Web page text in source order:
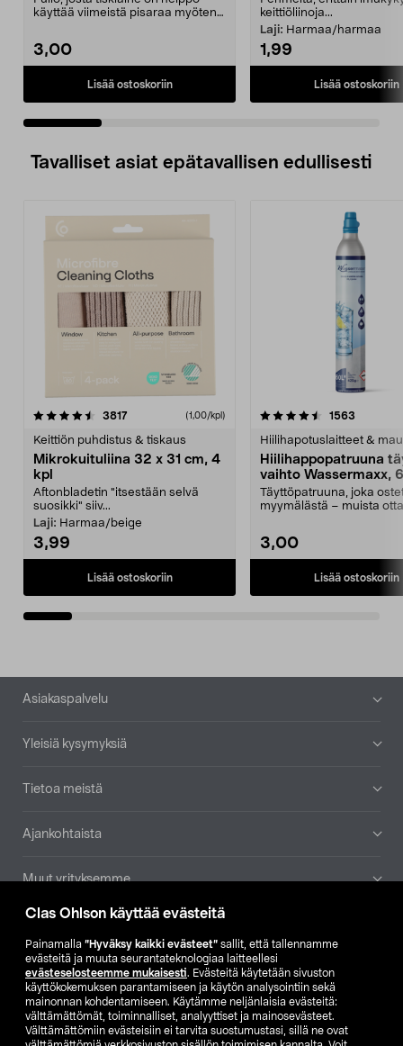
Clas Ohlson käyttää evästeitä
Painamalla ”Hyväksy kaikki evästeet” sallit, että tallennamme
evästeitä ja muuta seurantateknologiaa laitteellesi
evästeselosteemme mukaisesti. Evästeitä käytetään sivuston
käyttökokemuksen parantamiseen ja käytön analysointiin sekä
mainonnan kohdentamiseen. Käytämme neljänlaisia evästeitä:
välttämättömät, toiminnalliset, analyyttiset ja mainosevästeet.
Välttämättömiin evästeisiin ei tarvita suostumustasi, sillä ne ovat
käyttää viimeistä pisaraa myöten.
3,00
Lisää ostoskoriin
keittiöliinoja...
Laji: Harmaa/harmaa
1,99
Lisää ostoskoriin
Tavalliset asiat epätavallisen edullisesti
3817arvostelut (1,00/kpl)
Keittiön puhdistus & tiskaus
Mikrokuituliina 32 x 31 cm, 4
kpl
Aftonbladetin "itsestään selvä
suosikki" siiv...
Laji: Harmaa/beige
3,99
Lisää ostoskoriin
4.5viidestä
1563
Hiilihapotuslaitteet &
Hiilihappopatruuna
vaihto Wassermaxx,
Täyttöpatruuna, joka
myymälästä – muista
3,00
Lisää ostoskoriin
4.5viidestä
Alatunniste
Asiakaspalvelu
Yleisiä kysymyksiä
Tietoa meistä
Ajankohtaista
Muut yrityksemme
Etsi myymälä
SE NO FI
FI SV